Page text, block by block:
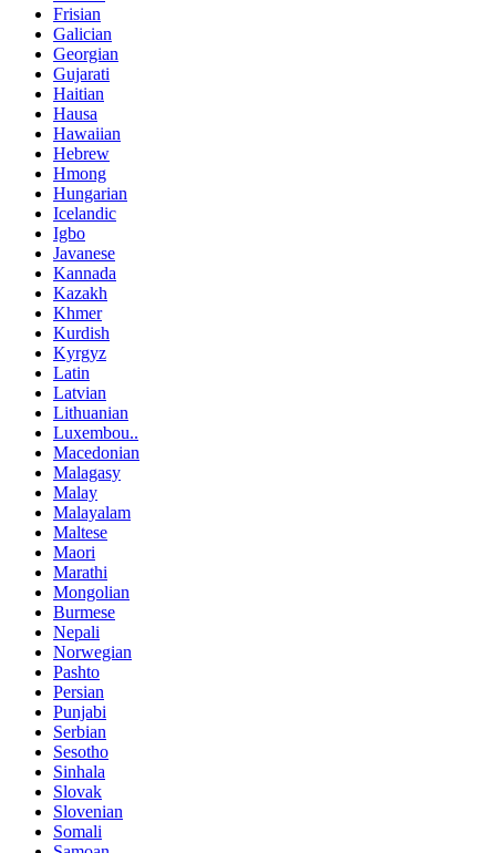
Frisian
Galician
Georgian
Gujarati
Haitian
Hausa
Hawaiian
Hebrew
Hmong
Hungarian
Icelandic
Igbo
Javanese
Kannada
Kazakh
Khmer
Kurdish
Kyrgyz
Latin
Latvian
Lithuanian
Luxembou..
Macedonian
Malagasy
Malay
Malayalam
Maltese
Maori
Marathi
Mongolian
Burmese
Nepali
Norwegian
Pashto
Persian
Punjabi
Serbian
Sesotho
Sinhala
Slovak
Slovenian
Somali